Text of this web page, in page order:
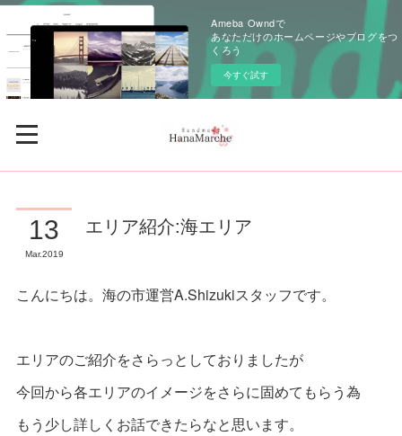
Ameba Owndで
あなただけのホームページやブログをつ
くろう
今すぐ試す
13
Mar 2019
エリア紹介:海エリア
こんにちは。海の市運営A.Shizukiスタッフです。
エリアのご紹介をさらっとしておりましたが
今回から各エリアのイメージをさらに固めてもらう為
もう少し詳しくお話できたらなと思います。